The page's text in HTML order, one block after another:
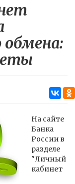
На сайте
Банка
России в
разделе
"Личный
кабинет